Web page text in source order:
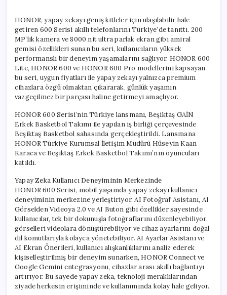
Yapay
Zeka
Herkesin
Erişimine
Açık
için
HONOR, yapay zekayı geniş kitleler için ulaşılabilir hale
getiren 600 Serisi akıllı telefonlarını Türkiye’de tanıttı. 200
MP’lik kamera ve 8000 nit ultra parlak ekran gibi amiral
gemisi özellikleri sunan bu seri, kullanıcıların yüksek
performanslı bir deneyim yaşamalarını sağlıyor. HONOR 600
Lite, HONOR 600 ve HONOR 600 Pro modellerini kapsayan
bu seri, uygun fiyatları ile yapay zekayı yalnızca premium
cihazlara özgü olmaktan çıkararak, günlük yaşamın
vazgeçilmez bir parçası haline getirmeyi amaçlıyor.
HONOR 600 Serisi’nin Türkiye lansmanı, Beşiktaş GAİN
Erkek Basketbol Takımı ile yapılan iş birliği çerçevesinde
Beşiktaş Basketbol sahasında gerçekleştirildi. Lansmana
HONOR Türkiye Kurumsal İletişim Müdürü Hüseyin Kaan
Karaca ve Beşiktaş Erkek Basketbol Takımı’nın oyuncuları
katıldı.
Yapay Zeka Kullanıcı Deneyiminin Merkezinde
HONOR 600 Serisi, mobil yaşamda yapay zekayı kullanıcı
deneyiminin merkezine yerleştiriyor. AI Fotoğraf Asistanı, AI
Görselden Videoya 2.0 ve AI Buton gibi özellikler sayesinde
kullanıcılar, tek bir dokunuşla fotoğraflarını düzenleyebiliyor,
görselleri videolara dönüştürebiliyor ve cihaz ayarlarını doğal
dil komutlarıyla kolayca yönetebiliyor. AI Ayarlar Asistanı ve
AI Ekran Önerileri, kullanıcı alışkanlıklarını analiz ederek
kişiselleştirilmiş bir deneyim sunarken, HONOR Connect ve
Google Gemini entegrasyonu, cihazlar arası akıllı bağlantıyı
artırıyor. Bu sayede yapay zeka, teknoloji meraklılarından
ziyade herkesin erişiminde ve kullanımında kolay hale geliyor.